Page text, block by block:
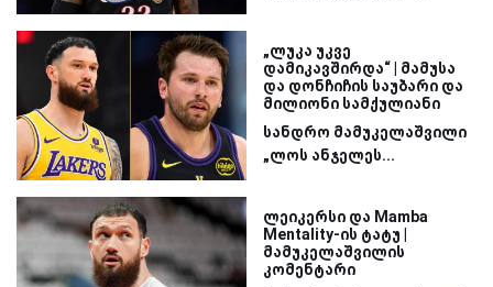
„ლუკა უკვე
დამიკავშირდა“ | მამუსა
და დონჩიჩის საუბარი და
მილიონი სამქულიანი
სანდრო მამუკელაშვილი
„ლოს ანჯელეს...
ლეიკერსი და Mamba
Mentality-ის ტატუ |
მამუკელაშვილის
კომენტარი